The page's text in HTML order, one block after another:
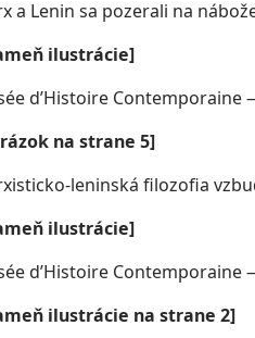
a Lenin sa pozerali na
ilustrácie]
d’Histoire Contemporaine
na strane 5]
leninská filozofia
ilustrácie]
d’Histoire Contemporaine
ilustrácie na strane 2]